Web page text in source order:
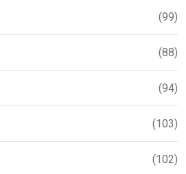
(99)
(88)
(94)
(103)
(102)